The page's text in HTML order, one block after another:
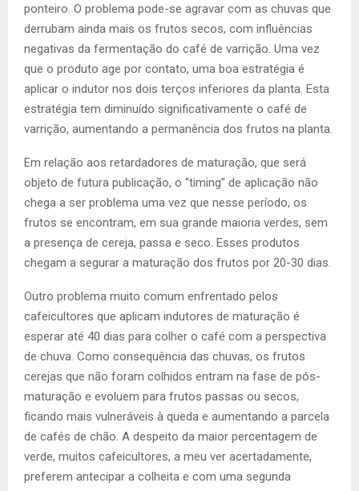
ponteiro. O problema pode-se agravar com as chuvas que
derrubam ainda mais os frutos secos, com influências
negativas da fermentação do café de varrição. Uma vez
que o produto age por contato, uma boa estratégia é
aplicar o indutor nos dois terços inferiores da planta. Esta
estratégia tem diminuído significativamente o café de
varrição, aumentando a permanência dos frutos na planta.
Em relação aos retardadores de maturação, que será
objeto de futura publicação, o “timing” de aplicação não
chega a ser problema uma vez que nesse período, os
frutos se encontram, em sua grande maioria verdes, sem
a presença de cereja, passa e seco. Esses produtos
chegam a segurar a maturação dos frutos por 20-30 dias.
Outro problema muito comum enfrentado pelos
cafeicultores que aplicam indutores de maturação é
esperar até 40 dias para colher o café com a perspectiva
de chuva. Como consequência das chuvas, os frutos
cerejas que não foram colhidos entram na fase de pós-
maturação e evoluem para frutos passas ou secos,
ficando mais vulneráveis à queda e aumentando a parcela
de cafés de chão. A despeito da maior percentagem de
verde, muitos cafeicultores, a meu ver acertadamente,
preferem antecipar a colheita e com uma segunda